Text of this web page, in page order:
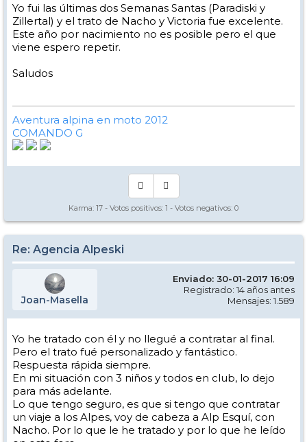
Yo fui las últimas dos Semanas Santas (Paradiski y
Zillertal) y el trato de Nacho y Victoria fue excelente.
Este año por nacimiento no es posible pero el que
viene espero repetir.
Saludos
Aventura alpina en moto 2012
COMANDO G
Karma: 17 - Votos positivos: 1 - Votos negativos: 0
Re: Agencia Alpeski
Joan-Masella
Enviado: 30-01-2017 16:09
Registrado: 14 años antes
Mensajes: 1.589
Yo he tratado con él y no llegué a contratar al final.
Pero el trato fué personalizado y fantástico.
Respuesta rápida siempre.
En mi situación con 3 niños y todos en club, lo dejo
para más adelante.
Lo que tengo seguro, es que si tengo que contratar
un viaje a los Alpes, voy de cabeza a Alp Esquí, con
Nacho. Por lo que le he tratado y por lo que he leído